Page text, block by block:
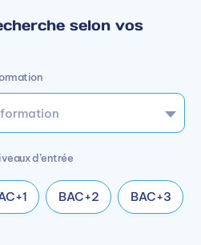
selon vos
d’entrée
BAC+2 BAC+3